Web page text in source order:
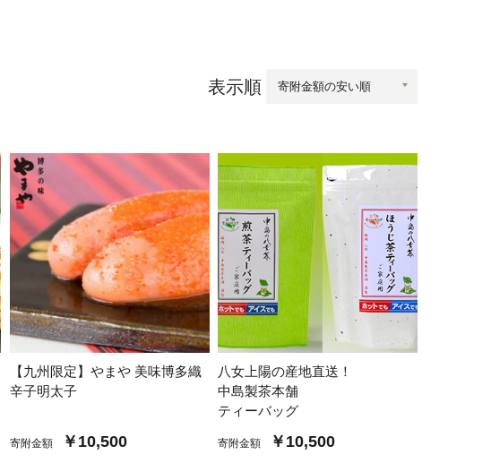
キッチン用品
美容
山口県 岩国市 下関市
高知県 芸西村
福岡県 大川市
熊本県 高森町
都城市
鹿児島県
表示順
【九州限定】やまや 美味博多織
辛子明太子
寄附金額 ￥10,500
八女上陽の産地直送！
中島製茶本舗
ティーバッグ
寄附金額 ￥10,500